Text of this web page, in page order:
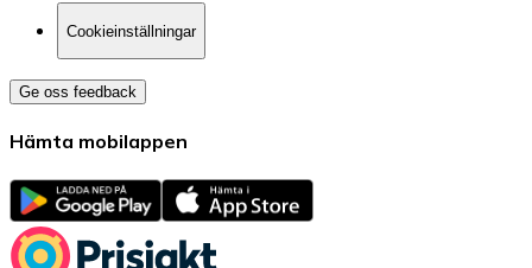
Cookieinställningar
Ge oss feedback
Hämta mobilappen